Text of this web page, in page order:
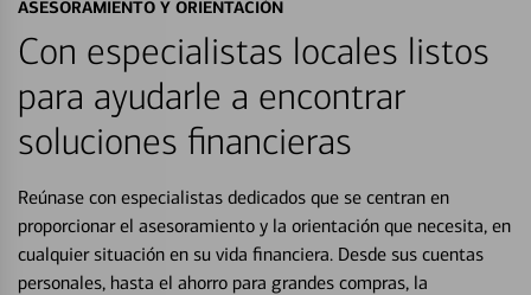
ASESORAMIENTO Y ORIENTACIÓN
Con especialistas locales listos
para ayudarle a encontrar
soluciones financieras
Reúnase con especialistas dedicados que se centran en
proporcionar el asesoramiento y la orientación que necesita, en
cualquier situación en su vida financiera. Desde sus cuentas
personales, hasta el ahorro para grandes compras, la